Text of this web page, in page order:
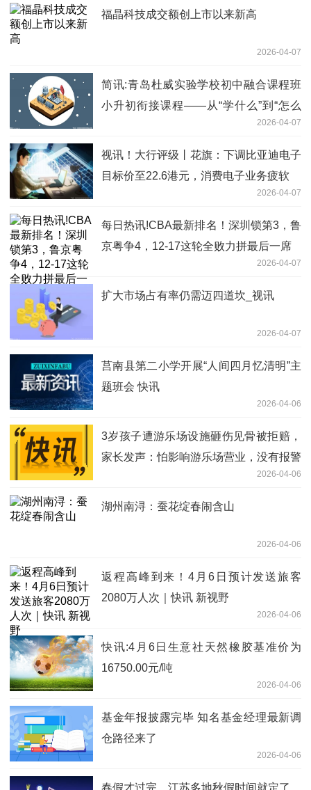
福晶科技成交额创上市以来新高
2026-04-07
简讯:青岛杜威实验学校初中融合课程班
小升初衔接课程——从“学什么”到“怎么
2026-04-07
视讯！大行评级丨花旗：下调比亚迪电子
目标价至22.6港元，消费电子业务疲软
2026-04-07
每日热讯!CBA最新排名！深圳锁第3，鲁
京粤争4，12-17这轮全败力拼最后一席
2026-04-07
扩大市场占有率仍需迈四道坎_视讯
2026-04-07
莒南县第二小学开展“人间四月忆清明”主
题班会 快讯
2026-04-06
3岁孩子遭游乐场设施砸伤见骨被拒赔，
家长发声：怕影响游乐场营业，没有报警
2026-04-06
湖州南浔：蚕花绽春闹含山
2026-04-06
返程高峰到来！4月6日预计发送旅客
2080万人次｜快讯 新视野
2026-04-06
快讯:4月6日生意社天然橡胶基准价为
16750.00元/吨
2026-04-06
基金年报披露完毕 知名基金经理最新调
仓路径来了
2026-04-06
春假才过完，江苏多地秋假时间就定了